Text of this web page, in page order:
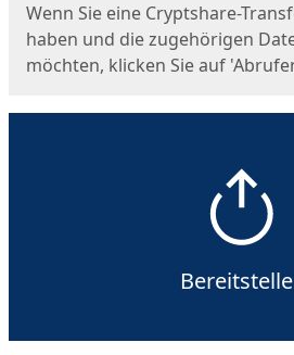
Wenn Sie eine Cryptshare-
haben und die zugehörigen
möchten, klicken Sie auf